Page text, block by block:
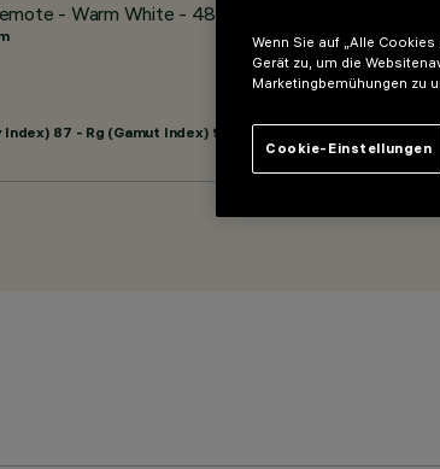
- Warm White - 48Vdc - L=920mm - Optik
87 - Rg (Gamut Index) 97
Wenn Sie auf „Alle
Gerät zu, um die
Marketingbemühungen zu
Cookie-Einstellungen